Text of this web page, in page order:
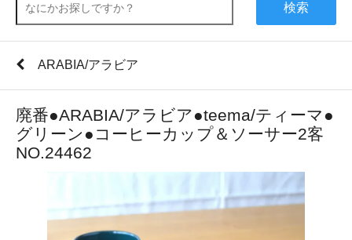
検索
ARABIA/アラビア
廃番●ARABIA/アラビア●teema/ティーマ●
グリーン●コーヒーカップ＆ソーサー2客
NO.24462